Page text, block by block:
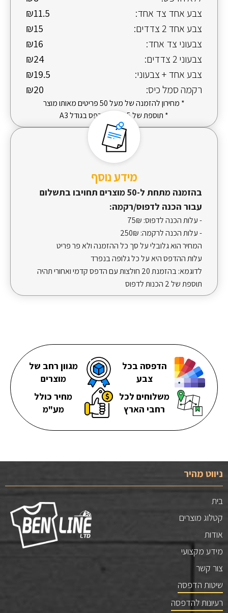
צבע אחד צד אחד:
₪11.5
צבע אחד 2 צדדים:
₪15
צבעוני צד אחד:
₪16
צבעוני 2 צדדים:
₪24
צבע אחד + צבעוני:
₪19.5
רקמה סמל כיס:
₪20
* מחירון להזמנה של מעל 50 פריטים מאותו מוצר
* תוספת של 5 ש"ח להדפס בגודל A3
מידע נוסף
בהזמנה מתחת ל-50 מוצרים תחויבו בתשלום
עבור הכנה לדפוס/רקמה:
- עלות הכנה לדפוס:
- עלות הכנה לרקמה:
המחיר הוא גלובלי על סך כל ההזמנה ולא פר פריט
עלות ההדפס היא על כל גלופה בנפרד
לדוגמא: בהזמנת 20 חולצות עם הדפס קדמי ואחורי תהיה
תוספת של 2 הכנות לדפוס
הדפסה בכל
צבע
מגוון רחב של
מוצרים
משלוחים לכל
רחבי הארץ
מחיר כולל
מע"מ
ניווט מהיר
בית
קטלוג מוצרים
אודות
מידע מקצועי
צור קשר
שיטות הדפסה
רעיונות להדפסה